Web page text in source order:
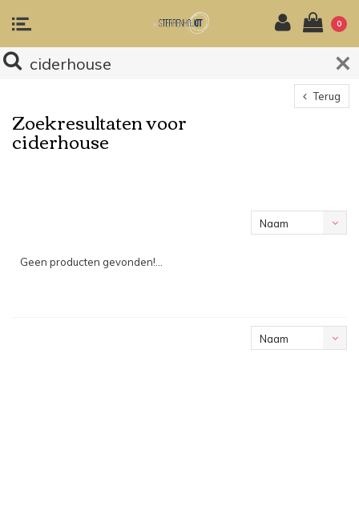
0
Terug
Zoekresultaten voor
ciderhouse
Naam
Geen producten gevonden!...
Naam